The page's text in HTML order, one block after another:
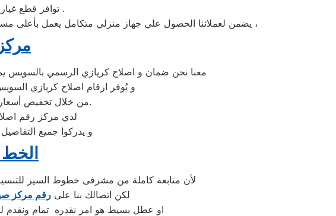
» توافر قطع غيار كريازي الاصلية في مركز صيانة كريازي بالسويس .
يضمن لعملائنا الحصول علي جهاز منزلي متكامل يعمل بأعلى مستوى من الكفاءة التي ينتظرها عملائنا ولتعزيز الثقة في مركز صيانة كريازي السويس المعتمد بالسويس ،
معنا نحن ضمان و اصلاح كريازي الرسمي بالسويس
و يُوفر ارقام اصلاح كريازي
من خلال تخفيض أسعار تلك الخدمات والبُعد التام عن التكاليف المالية باهظة الثمن.
لدي مركز رقم
و يدركوا جميع
لأن متابعة كاملة من مشرفى خطوط السير
لكن اتصالك بنا على رقم مركز
او عطل بسيط هو امر نقدره تمام ونقدم